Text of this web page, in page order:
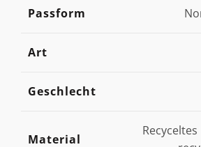
Passform
Art
Geschlecht
Material